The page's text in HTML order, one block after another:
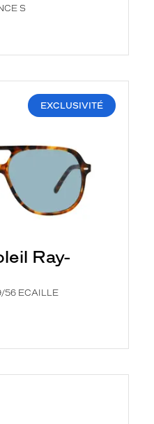
S
EXCLUSIVITÉ
Ray-
56 ECAILLE